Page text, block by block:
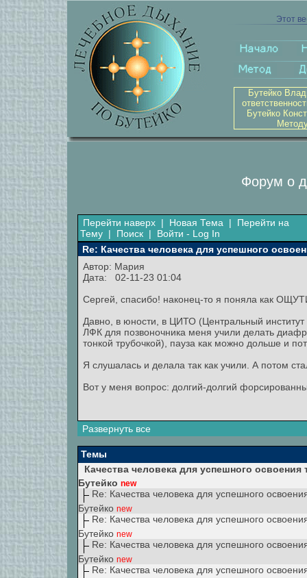
Этот
Бутейко
Бутейко
Форум о
Перейти наверх | Новая Тема | Перейти на
Тему | Поиск | Войти - Log In
Re: Качества человека для успешного
Автор: Мария
Дата: 02-11-23 01:04
Сергей, спасибо! наконец-то я поняла как
Давно, в юности, в ЦИТО (Центральный
ЛФК для позвоночника меня учили делать
тонкой трубочкой), пауза как можно дольше и
Я слушалась и делала так как учили. А потом
Вот у меня вопрос: долгий-долгий
Развернуть все
Темы
Качества человека для успешного освоения
Бутейко new
Re: Качества человека для успешного
Бутейко new
Re: Качества человека для успешного
Бутейко new
Re: Качества человека для успешного
Бутейко new
Re: Качества человека для успешного